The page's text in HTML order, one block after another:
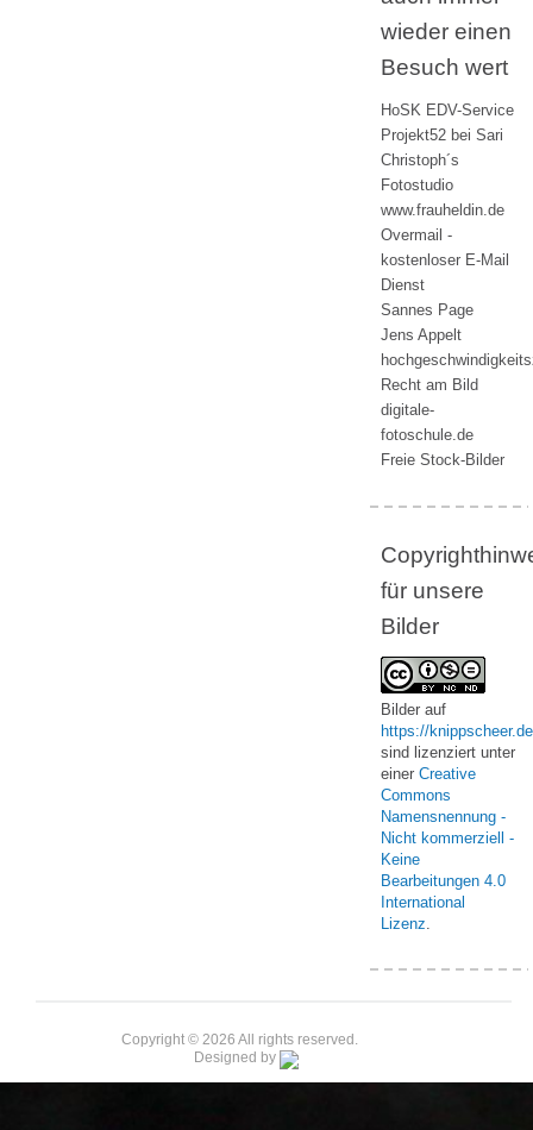
wieder einen
Besuch wert
HoSK EDV-Service
Projekt52 bei Sari
Christoph´s
Fotostudio
www.frauheldin.de
Overmail -
kostenloser E-Mail
Dienst
Sannes Page
Jens Appelt
Recht am Bild
digitale-
fotoschule.de
Freie Stock-Bilder
für unsere
Bilder
Bilder auf
https://knippscheer.de
sind lizenziert unter
einer Creative
Commons
Namensnennung -
Nicht kommerziell -
Keine
Bearbeitungen 4.0
International
Lizenz.
Copyright © 2026 All rights reserved.
Designed by